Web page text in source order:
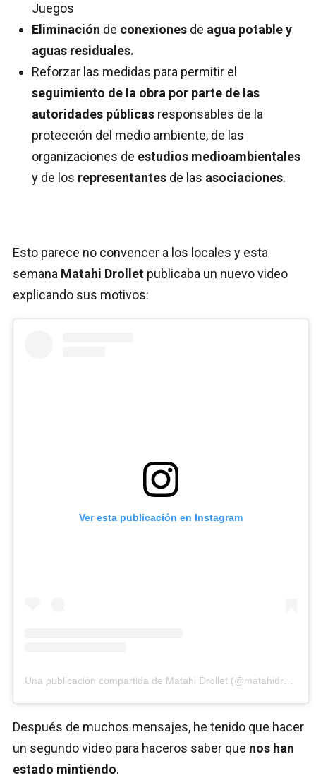
Juegos
Eliminación de conexiones de agua potable y
aguas residuales.
Reforzar las medidas para permitir el
seguimiento de la obra por parte de las
autoridades públicas responsables de la
protección del medio ambiente, de las
organizaciones de estudios medioambientales
y de los representantes de las asociaciones.
Esto parece no convencer a los locales y esta
semana Matahi Drollet publicaba un nuevo video
explicando sus motivos:
Ver esta publicación en Instagram
Una publicación compartida de Matahi Drollet (@matahidrollet)
Después de muchos mensajes, he tenido que hacer
un segundo video para haceros saber que nos han
estado mintiendo.